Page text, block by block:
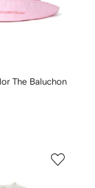
The Baluchon